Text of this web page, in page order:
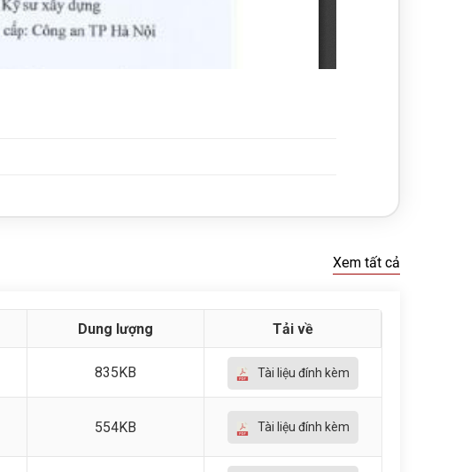
Xem tất cả
Dung lượng Tải về
835KB Tài liệu đính kèm
554KB Tài liệu đính kèm